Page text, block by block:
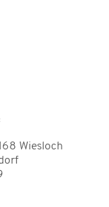
Wiesloch